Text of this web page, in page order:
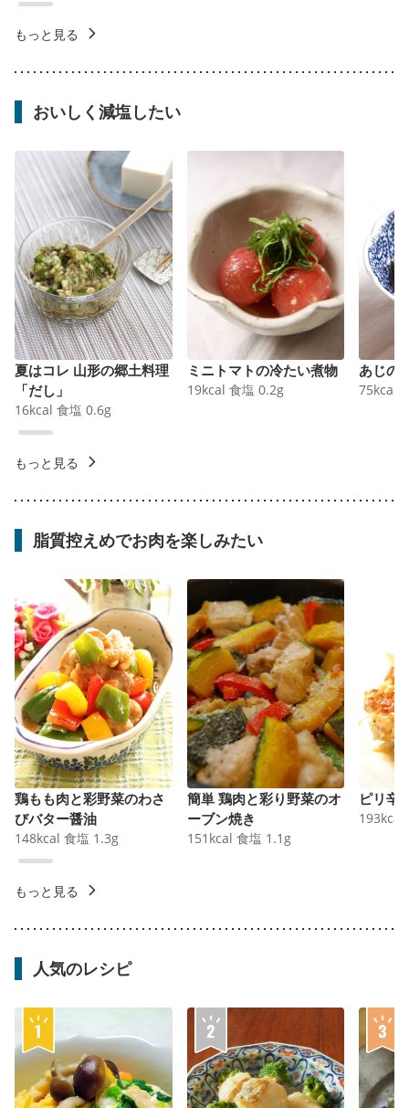
もっと見る
おいしく減塩したい
夏はコレ 山形の郷土料理
「だし」
16kcal 食塩 0.6g
ミニトマトの冷たい煮物
19kcal 食塩 0.2g
あじの
75kcal
もっと見る
脂質控えめでお肉を楽しみたい
鶏もも肉と彩野菜のわさ
びバター醤油
148kcal 食塩 1.3g
簡単 鶏肉と彩り野菜のオ
ーブン焼き
151 kcal 食塩 1.1 g
ピリ辛
193kcal
もっと見る
人気のレシピ